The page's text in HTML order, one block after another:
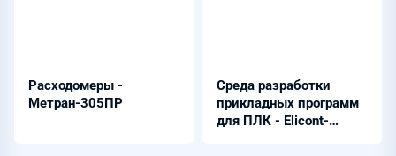
Расходомеры -
Метран-305ПР
Среда разработки
прикладных программ
для ПЛК - Elicont-